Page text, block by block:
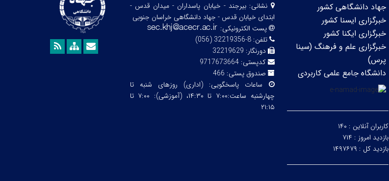
جهاد دانشگاهی کشور
خبرگزاری ایسنا کشور
خبرگزاری ایکنا کشور
خبرگزاری علم و فرهنگ (سینا
پرس)
دانشگاه جامع علمی کاربردی
کاربران آنلاین : ۱۴۰
بازدید امروز : ۷۱۴
بازدید کل : ۱۴۹۷۶۷۹
نشانی: بیرجند - خیابان پاسداران - میدان قدس -
ابتدای خیابان قدس - جهاد دانشگاهی خراسان جنوبی
پست الکترونیکی:
تلفن:8-32219356 (056)
دورنگار: 32219629
کدپستی:9717673664
صندوق پستی: 466
ساعات پاسخگویی: (اداری) روزهای شنبه تا
چهارشنبه ساعت:۷:۰۰ تا ۱۴:۳۰، (آموزشی): ۷:۰۰ تا
۲۱:۱۵